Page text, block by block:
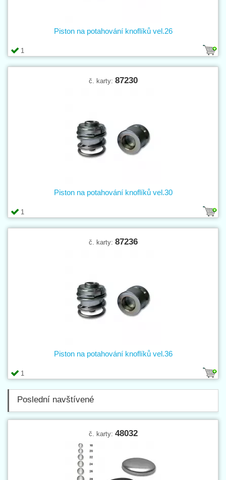
1
Piston na potahování knoflíků vel.26
č. karty: 87230
1
Piston na potahování knoflíků vel.30
č. karty: 87236
1
Piston na potahování knoflíků vel.36
Poslední navštívené
č. karty: 48032